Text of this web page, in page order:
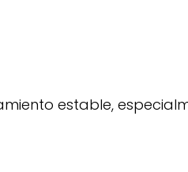
estable,